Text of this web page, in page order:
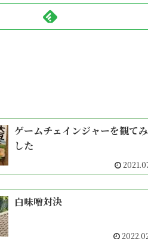
ゲームチェインジャーを観て
した
白味噌対決